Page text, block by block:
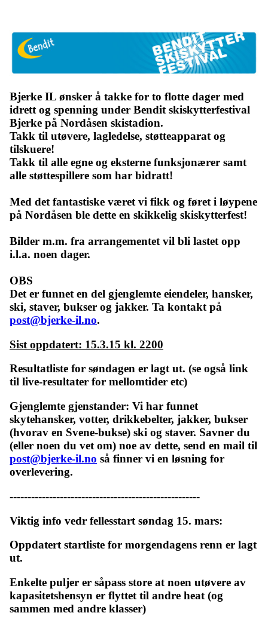
Bjerke IL ønsker å takke for to flotte dager med
idrett og spenning under Bendit skiskytterfestival
Bjerke på Nordåsen skistadion.
Takk til utøvere, lagledelse, støtteapparat og
tilskuere!
Takk til alle egne og eksterne funksjonærer samt
alle støttespillere som har bidratt!
Med det fantastiske været vi fikk og føret i løypene
på Nordåsen ble dette en skikkelig skiskytterfest!
Bilder m.m. fra arrangementet vil bli lastet opp
i.l.a. noen dager.
OBS
Det er funnet en del gjenglemte eiendeler, hansker,
ski, staver, bukser og jakker. Ta kontakt på
post@bjerke-il.no.
Sist oppdatert: 15.3.15 kl. 2200
Resultatliste for søndagen er lagt ut. (se også link
til live-resultater for mellomtider etc)
Gjenglemte gjenstander: Vi har funnet
skytehansker, votter, drikkebelter, jakker, bukser
(hvorav en Svene-bukse) ski og staver. Savner du
(eller noen du vet om) noe av dette, send en mail til
post@bjerke-il.no så finner vi en løsning for
overlevering.
-----------------------------------------------------
Viktig info vedr fellesstart søndag 15. mars:
Oppdatert startliste for morgendagens renn er lagt
ut.
Enkelte puljer er såpass store at noen utøvere av
kapasitetshensyn er flyttet til andre heat (og
sammen med andre klasser)